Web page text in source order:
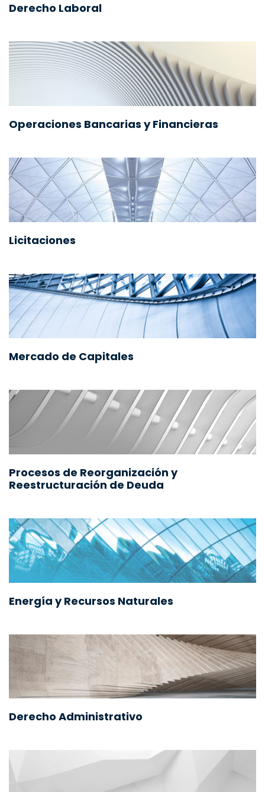
Derecho Laboral
Operaciones Bancarias y Financieras
Licitaciones
Mercado de Capitales
Procesos de Reorganización y
Reestructuración de Deuda
Energía y Recursos Naturales
Derecho Administrativo